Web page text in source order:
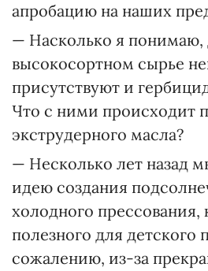
апробацию на наших
— Насколько я понимаю,
высокосортном сырье
присутствуют и
Что с ними происходит
экструдерного масла?
— Несколько лет назад
идею создания
холодного прессования,
полезного для детского
сожалению, из-за